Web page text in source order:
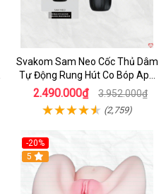
Svakom Sam Neo Cốc Thủ Dâm
Tự Động Rung Hút Co Bóp App
Điều Khiển
2.490.000₫ 3.952.000₫
(2,759)
-20%
Hot
5